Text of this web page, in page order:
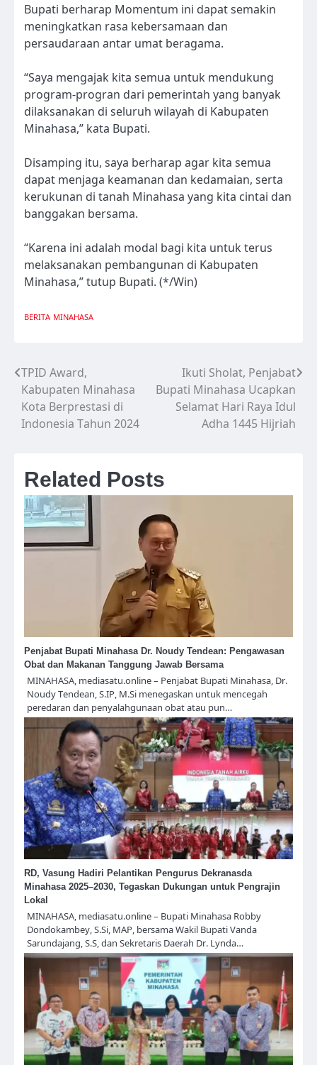
Bupati berharap Momentum ini dapat semakin
meningkatkan rasa kebersamaan dan
persaudaraan antar umat beragama.
“Saya mengajak kita semua untuk mendukung
program-progran dari pemerintah yang banyak
dilaksanakan di seluruh wilayah di Kabupaten
Minahasa,” kata Bupati.
Disamping itu, saya berharap agar kita semua
dapat menjaga keamanan dan kedamaian, serta
kerukunan di tanah Minahasa yang kita cintai dan
banggakan bersama.
“Karena ini adalah modal bagi kita untuk terus
melaksanakan pembangunan di Kabupaten
Minahasa,” tutup Bupati. (*/Win)
BERITA MINAHASA
Navigasi
pos
TPID Award,
Kabupaten Minahasa
Kota Berprestasi di
Indonesia Tahun 2024
Ikuti Sholat, Penjabat
Bupati Minahasa Ucapkan
Selamat Hari Raya Idul
Adha 1445 Hijriah
Related Posts
Penjabat Bupati Minahasa Dr. Noudy Tendean: Pengawasan
Obat dan Makanan Tanggung Jawab Bersama
MINAHASA, mediasatu.online – Penjabat Bupati Minahasa, Dr.
Noudy Tendean, S.IP, M.Si menegaskan untuk mencegah
peredaran dan penyalahgunaan obat atau pun…
RD, Vasung Hadiri Pelantikan Pengurus Dekranasda
Minahasa 2025–2030, Tegaskan Dukungan untuk Pengrajin
Lokal
MINAHASA, mediasatu.online – Bupati Minahasa Robby
Dondokambey, S.Si, MAP, bersama Wakil Bupati Vanda
Sarundajang, S.S, dan Sekretaris Daerah Dr. Lynda…